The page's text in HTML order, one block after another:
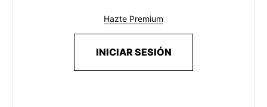
Hazte Premium
INICIAR SESIÓN